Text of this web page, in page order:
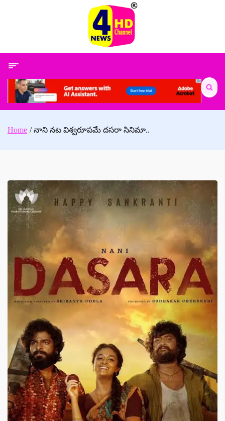
Search
for:
Home నాని నట విశ్వరూపమే దసరా సినిమా..